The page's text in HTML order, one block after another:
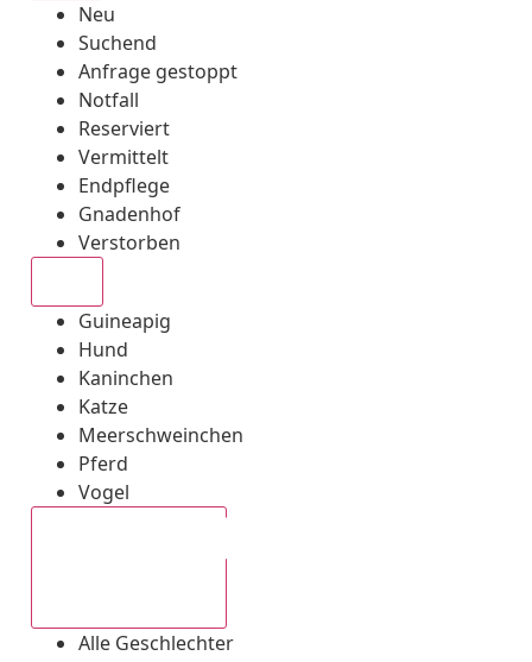
Neu
Suchend
Anfrage gestoppt
Notfall
Reserviert
Vermittelt
Endpflege
Gnadenhof
Verstorben
Guineapig
Hund
Kaninchen
Katze
Meerschweinchen
Pferd
Vogel
Alle Geschlechter